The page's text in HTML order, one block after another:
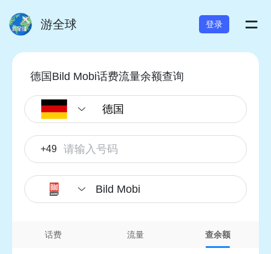
游全球 登录 =
德国Bild Mobi话费流量余额查询
+49
Bild Mobi
话费 流量 查余额